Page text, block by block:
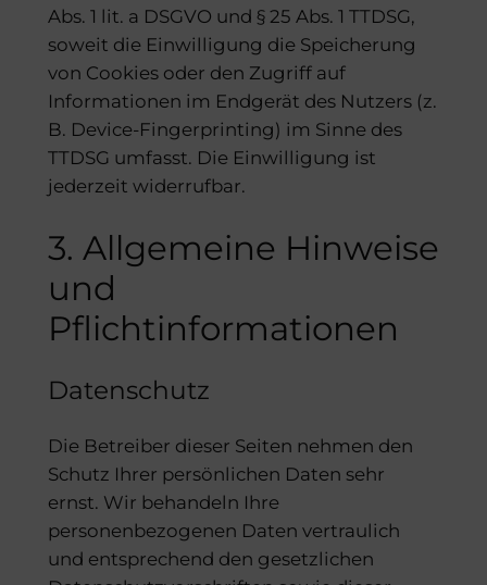
Abs. 1 lit. a DSGVO und § 25 Abs. 1 TTDSG,
soweit die Einwilligung die Speicherung
von Cookies oder den Zugriff auf
Informationen im Endgerät des Nutzers (z.
B. Device-Fingerprinting) im Sinne des
TTDSG umfasst. Die Einwilligung ist
jederzeit widerrufbar.
3. Allgemeine Hinweise
und
Pflichtinformationen
Datenschutz
Die Betreiber dieser Seiten nehmen den
Schutz Ihrer persönlichen Daten sehr
ernst. Wir behandeln Ihre
personenbezogenen Daten vertraulich
und entsprechend den gesetzlichen